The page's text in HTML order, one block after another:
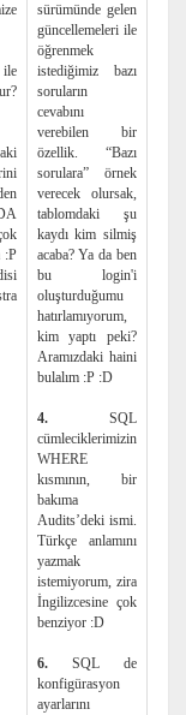
:P
sürümünde gelen
güncellemeleri ile
öğrenmek
istediğimiz bazı
soruların
cevabını
verebilen bir
özellik. “Bazı
sorulara” örnek
verecek olursak,
tablomdaki şu
kaydı kim silmiş
acaba? Ya da ben
bu login'i
oluşturduğumu
hatırlamıyorum,
kim yaptı peki?
Aramızdaki haini
bulalım :P :D
4.SQL
cümleciklerimizin
WHERE
kısmının, bir
bakıma
Audits’deki ismi.
Türkçe anlamını
yazmak
istemiyorum, zira
İngilizcesine çok
benziyor :D
6.SQL de
konfigürasyon
ayarlarını